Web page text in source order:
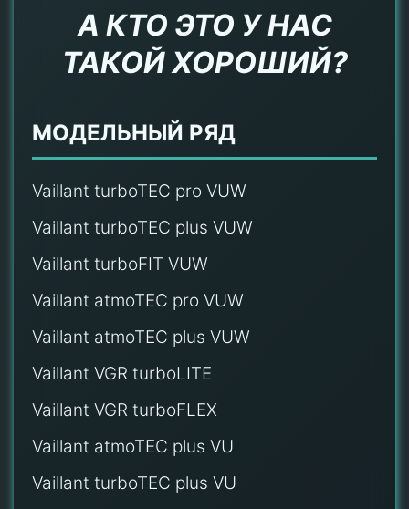
А КТО ЭТО У НАС
ТАКОЙ ХОРОШИЙ?
МОДЕЛЬНЫЙ РЯД
Vaillant turboTEC pro VUW
Vaillant turboTEC plus VUW
Vaillant turboFIT VUW
Vaillant atmoTEC pro VUW
Vaillant atmoTEC plus VUW
Vaillant VGR turboLITE
Vaillant VGR turboFLEX
Vaillant atmoTEC plus VU
Vaillant turboTEC plus VU